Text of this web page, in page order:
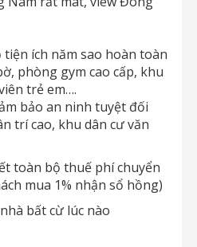
ích năm sao hoàn toàn
phòng gym cao cấp, khu
trẻ em….
bảo an ninh tuyệt đối
trí cao, khu dân cư văn
toàn bộ thuế phí chuyển
mua 1% nhận sổ hồng)
bất cừ lúc nào